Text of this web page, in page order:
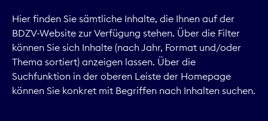
Digitales
Kommunikation
Marktdaten
Hier finden Sie sämtliche Inhalte, die Ihnen auf der
BDZV-Website zur Verfügung stehen. Über die Filter
können Sie sich Inhalte (nach Jahr, Format und/oder
Thema sortiert) anzeigen lassen. Über die
Suchfunktion in der oberen Leiste der Homepage
können Sie konkret mit Begriffen nach Inhalten suchen.